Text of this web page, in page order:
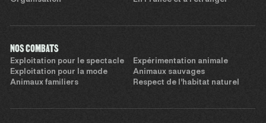
NOS COMBATS
Exploitation pour le spectacle
Expérimentation animale
Exploitation pour la mode
Animaux sauvages
Animaux familiers
Respect de l’habitat naturel